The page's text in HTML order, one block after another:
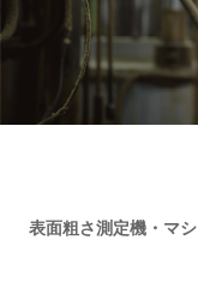
表面粗さ測定機・マ